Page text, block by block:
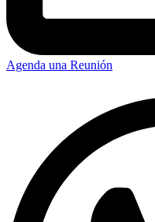
Agenda una Reunión